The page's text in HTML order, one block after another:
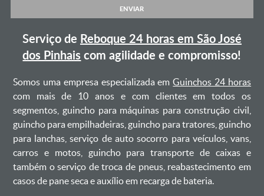
ENVIAR
Serviço de Reboque 24 horas em São José
dos Pinhais com agilidade e compromisso!
Somos uma empresa especializada emGuinchos 24 horas
com mais de 10 anos e com clientes em todos os
segmentos, guincho para máquinas para construção civil,
guincho para empilhadeiras, guincho para tratores, guincho
para lanchas, serviço de auto socorro para veículos, vans,
carros e motos, guincho para transporte de caixas e
também o serviço de troca de pneus, reabastecimento em
casos de pane seca e auxílio em recarga de bateria. ㅤㅤ